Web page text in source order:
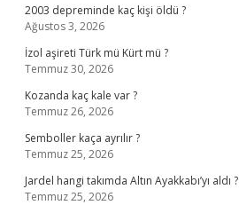
2003 depreminde kaç kişi öldü ?
Ağustos 3, 2026
İzol aşireti Türk mü Kürt mü ?
Temmuz 30, 2026
Kozanda kaç kale var ?
Temmuz 26, 2026
Semboller kaça ayrılır ?
Temmuz 25, 2026
Jardel hangi takımda Altın Ayakkabı’yı aldı ?
Temmuz 25, 2026